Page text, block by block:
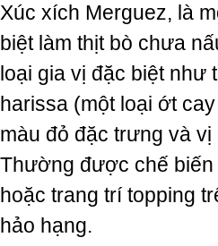
Xúc xích Merguez, là
biệt làm thịt bò chưa
loại gia vị đặc biệt như
harissa (một loại ớt
màu đỏ đặc trưng và vị
Thường được chế
hoặc trang trí topping
hảo hạng.